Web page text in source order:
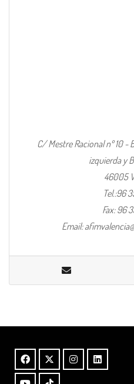
C/ Mestre Racional nº 10 -
izquierda y
46005
Tel.:96
Fax: 96
Email: